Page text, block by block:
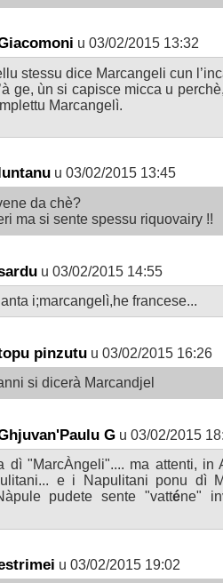
u 03/02/2015 13:32
stessu dice Marcangeli cun
ge, ùn si capisce micca u
Marcangelì.
u 03/02/2015 13:45
da chè?
ma si sente spessu riquovairy !!
u 03/02/2015 14:55
i;marcangelì,he francese...
pinzutu u 03/02/2015 16:26
si dicerà Marcandjel
G u 03/02/2015
dì "MarcÀngeli".... ma attenti,
e i Napulitani ponu dì
pudete sente "vatténe"
u 03/02/2015 19:02